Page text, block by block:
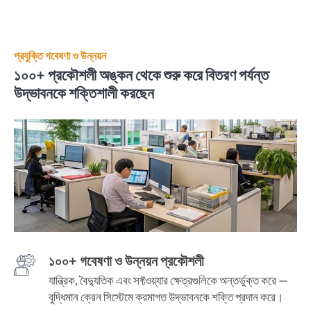
প্রযুক্তি গবেষণা ও উন্নয়ন
১০০+ প্রকৌশলী অঙ্কন থেকে শুরু করে বিতরণ পর্যন্ত
উদ্ভাবনকে শক্তিশালী করছেন
১০০+ গবেষণা ও উন্নয়ন প্রকৌশলী
যান্ত্রিক, বৈদ্যুতিক এবং সফ্টওয়্যার ক্ষেত্রগুলিকে অন্তর্ভুক্ত করে —
বুদ্ধিমান ক্রেন সিস্টেমে ক্রমাগত উদ্ভাবনকে শক্তি প্রদান করে।